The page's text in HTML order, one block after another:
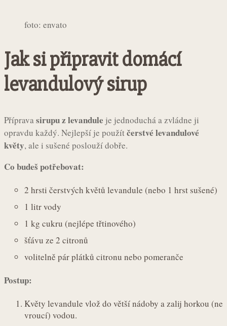
foto: envato
Jak si připravit domácí
levandulový sirup
Přípravasirupu z levandule je jednoduchá a zvládne ji
opravdu každý. Nejlepší je použítčerstvé levandulové
květy, ale i sušené poslouží dobře.
Co budeš potřebovat:
2 hrsti čerstvých květů levandule (nebo 1 hrst sušené)
1 litr vody
1 kg cukru (nejlépe třtinového)
šťávu ze 2 citronů
volitelně pár plátků citronu nebo pomeranče
Postup:
Květy levandule vlož do větší nádoby a zalij horkou (ne
vroucí) vodou.